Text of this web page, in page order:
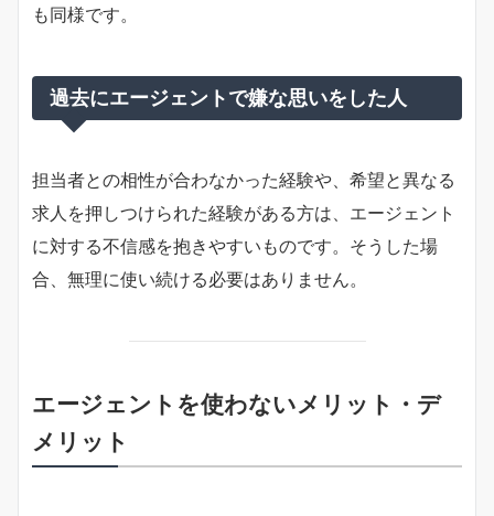
も同様です。
過去にエージェントで嫌な思いをした人
担当者との相性が合わなかった経験や、希望と異なる
求人を押しつけられた経験がある方は、エージェント
に対する不信感を抱きやすいものです。そうした場
合、無理に使い続ける必要はありません。
エージェントを使わないメリット・デ
メリット